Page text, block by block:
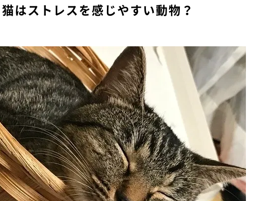
猫はストレスを感じやすい動物？